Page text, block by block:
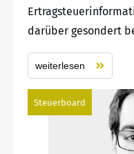
darüber gesondert
weiterlesen
Steuerboard